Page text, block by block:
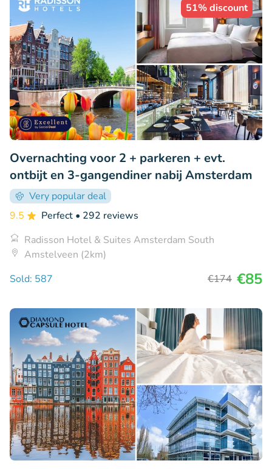
51% discount
Overnachting voor 2 + parkeren + evt.
ontbijt en 3-gangendiner nabij Amsterdam
Very popular deal
9.5
Perfect • 292 reviews
Radisson Hotel & Suites Amsterdam South
Amstelveen (2km)
Sold: 587
€174 €85